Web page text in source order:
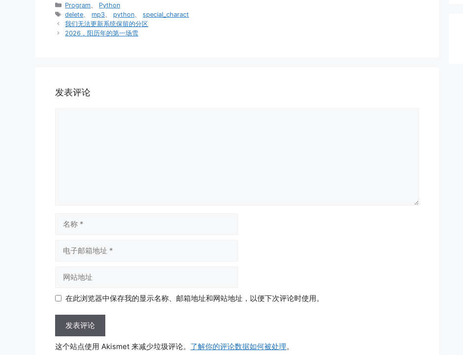
分
类
Program
Python
标
签
delete mp3 python 、special_charact
我们无法更新系统保留的分区
2026，阳历年的第一场雪
发表评论
址
地
址
在此浏览器中保存我的显示名称、邮箱地址和网站地址，以便下次评论时使用。
这个站点使用 Akismet 来减少垃圾评论。 了解你的评论数据如何被处理。